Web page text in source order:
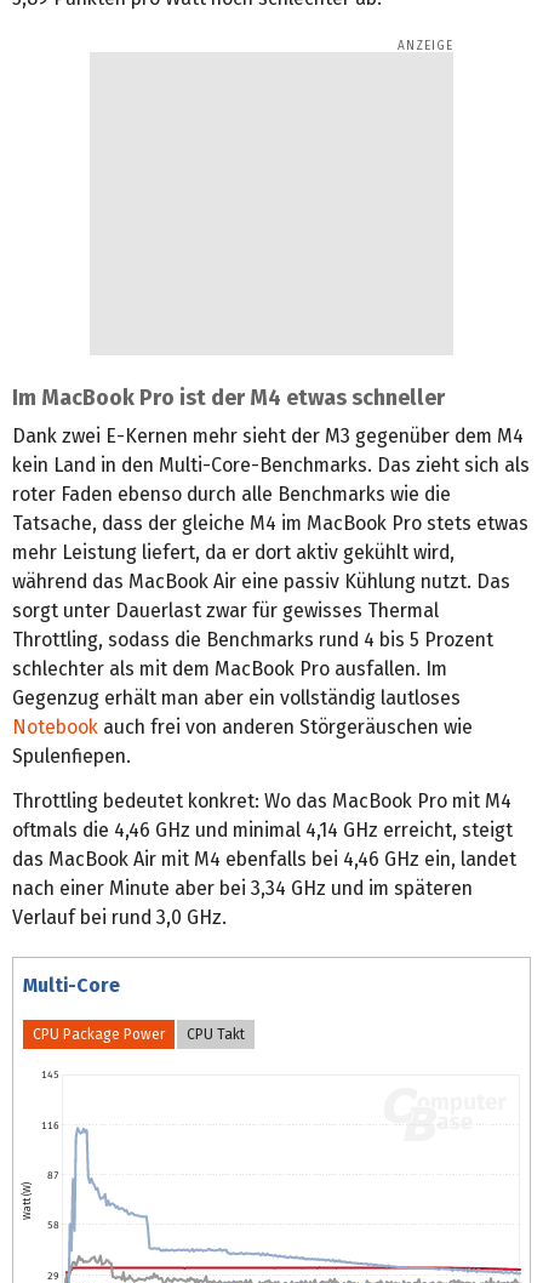
Im MacBook Pro ist der M4 etwas schneller
Dank zwei E-Kernen mehr sieht der M3 gegenüber dem M4
kein Land in den Multi-Core-Benchmarks. Das zieht sich als
roter Faden ebenso durch alle Benchmarks wie die
Tatsache, dass der gleiche M4 im MacBook Pro stets etwas
mehr Leistung liefert, da er dort aktiv gekühlt wird,
während das MacBook Air eine passiv Kühlung nutzt. Das
sorgt unter Dauerlast zwar für gewisses Thermal
Throttling, sodass die Benchmarks rund 4 bis 5 Prozent
schlechter als mit dem MacBook Pro ausfallen. Im
Gegenzug erhält man aber ein vollständig lautloses
Notebook auch frei von anderen Störgeräuschen wie
Spulenfiepen.
Throttling bedeutet konkret: Wo das MacBook Pro mit M4
oftmals die 4,46 GHz und minimal 4,14 GHz erreicht, steigt
das MacBook Air mit M4 ebenfalls bei 4,46 GHz ein, landet
nach einer Minute aber bei 3,34 GHz und im späteren
Verlauf bei rund 3,0 GHz.
Multi-Core
CPU Package Power CPU Takt
29
58
87
116
145
Watt (W)